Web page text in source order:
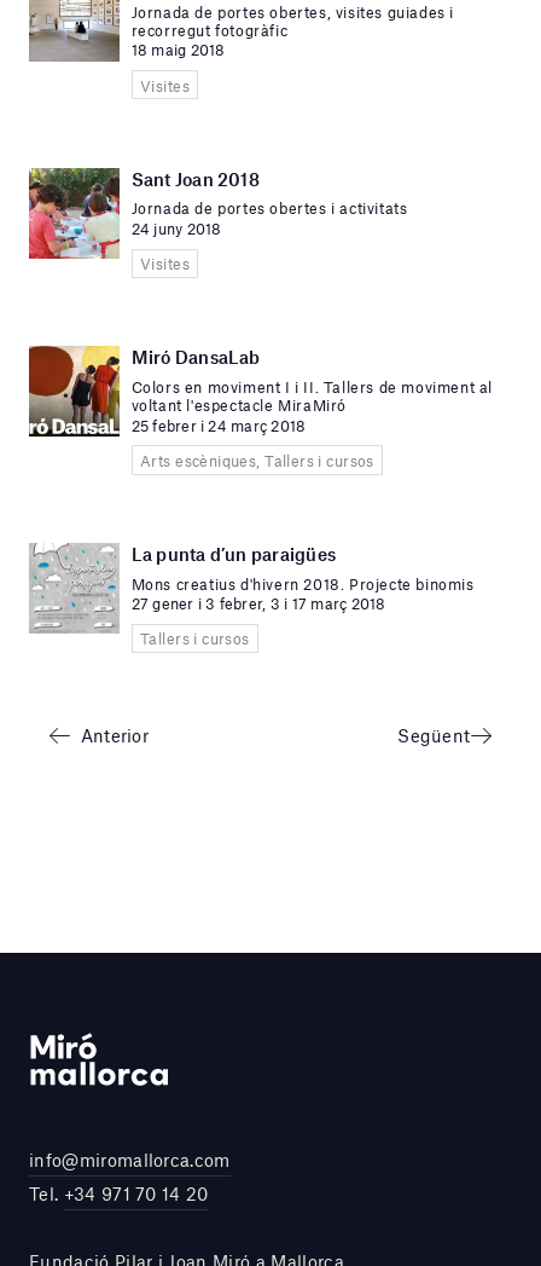
Jornada de portes obertes, visites guiades i
recorregut fotogràfic
18 maig 2018
Visites
Sant Joan 2018
Jornada de portes obertes i activitats
24 juny 2018
Visites
Miró DansaLab
Colors en moviment I i II. Tallers de moviment al
voltant l'espectacle MiraMiró
25 febrer i 24 març 2018
Arts escèniques, Tallers i cursos
La punta d’un paraigües
Mons creatius d'hivern 2018. Projecte binomis
27 gener i 3 febrer, 3 i 17 març 2018
Tallers i cursos
Anterior Següent
info@miromallorca.com
Tel. +34 971 70 14 20
Fundació Pilar i Joan Miró a Mallorca